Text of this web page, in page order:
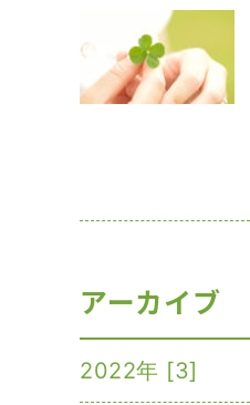
アーカイブ
2022年 [3]